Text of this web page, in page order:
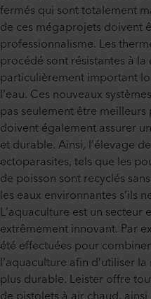
fermés qui sont totalement
de ces mégaprojets doivent
professionnalisme. Les
procédé sont résistantes à
particulièrement important
l’eau. Ces nouveaux
pas seulement être
doivent également assurer
et durable. Ainsi, l’élevage
ectoparasites, tels que les
de poisson sont recyclés
les eaux environnantes s’ils
L’aquaculture est un
extrêmement innovant. Par
été effectuées pour
l’aquaculture afin d’utiliser
plus durable. Leister offre